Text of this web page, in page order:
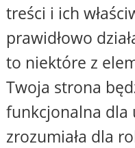
treści i ich
prawidłowo
to niektóre z
Twoja strona
funkcjonalna dla
zrozumiała dla